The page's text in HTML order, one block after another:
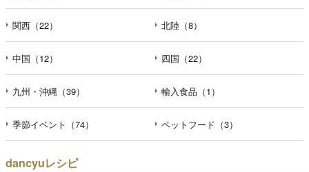
関西（22） 北陸（8）
中国（12） 四国（22）
九州・沖縄（39） 輸入食品（1）
季節イベント（74） ペットフード（3）
dancyuレシピ